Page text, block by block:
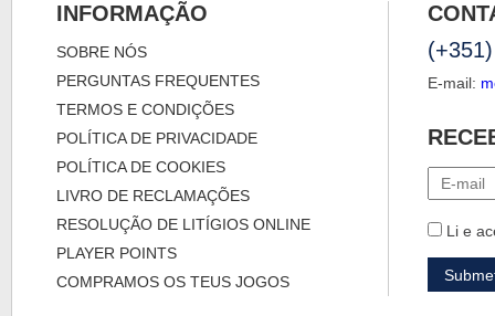
INFORMAÇÃO
SOBRE NÓS
PERGUNTAS FREQUENTES
TERMOS E CONDIÇÕES
POLÍTICA DE PRIVACIDADE
POLÍTICA DE COOKIES
LIVRO DE RECLAMAÇÕES
RESOLUÇÃO DE LITÍGIOS ONLINE
PLAYER POINTS
COMPRAMOS OS TEUS JOGOS
E-mail:
Li e